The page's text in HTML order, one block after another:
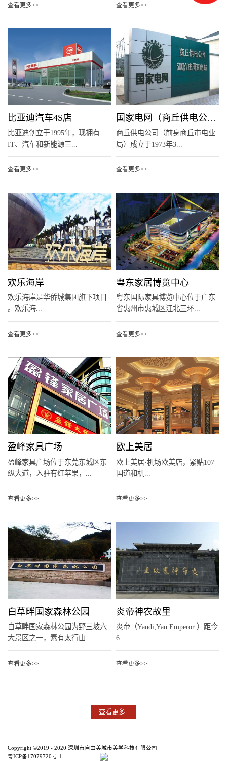
查看更多>> 查看更多>>
比亚迪汽车4S店
比亚迪创立于1995年，现拥有
IT、汽车和新能源三...
查看更多>>
国家电网（商丘供电公司）
商丘供电公司（前身商丘市电业
局）成立于1973年3...
查看更多>>
欢乐海岸
欢乐海岸是华侨城集团旗下项目
。欢乐海...
查看更多>>
粤东家居博览中心
粤东国际家具博览中心位于广东
省惠州市惠城区江北三环...
查看更多>>
盈峰家具广场
盈峰家具广场位于东莞东城区东
纵大道，入驻有红苹果，...
查看更多>>
欧上美居
欧上美居·机场欧美店，紧贴107
国道和机...
查看更多>>
白草畔国家森林公园
白草畔国家森林公园为野三坡六
大景区之一，素有太行山...
查看更多>>
炎帝神农故里
炎帝（Yandi;Yan Emperor ）距今
6...
查看更多>>
Copyright ©2019 - 2020 深圳市自由美城市美学科技有限公司
粤ICP备17079720号-1